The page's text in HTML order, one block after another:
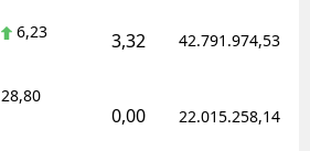
6,23 3,32 42.791.974,53
28,80
0,00 22.015.258,14